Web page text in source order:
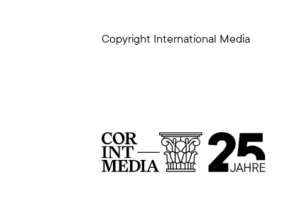
Copyright International Media